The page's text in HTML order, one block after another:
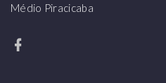
Médio Piracicaba